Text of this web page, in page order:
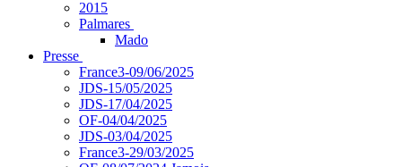
2015
Palmares
Mado
Presse
France3-09/06/2025
JDS-15/05/2025
JDS-17/04/2025
OF-04/04/2025
JDS-03/04/2025
France3-29/03/2025